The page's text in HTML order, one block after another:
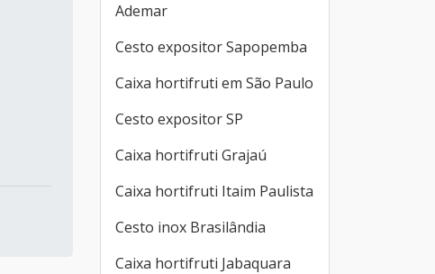
Ademar
Cesto expositor Sapopemba
Caixa hortifruti em São Paulo
Cesto expositor SP
Caixa hortifruti Grajaú
Caixa hortifruti Itaim Paulista
Cesto inox Brasilândia
Caixa hortifruti Jabaquara